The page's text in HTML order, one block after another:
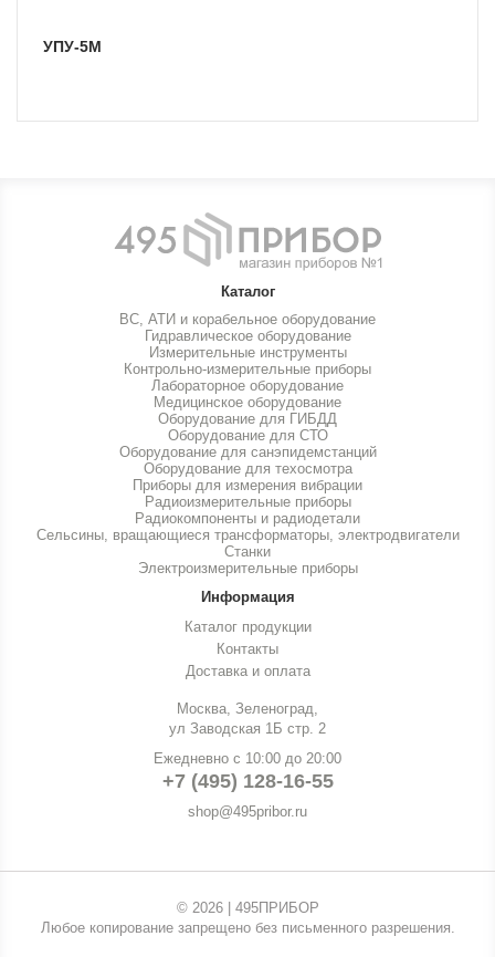
УПУ-5М
Каталог
ВС, АТИ и корабельное оборудование
Гидравлическое оборудование
Измерительные инструменты
Контрольно-измерительные приборы
Лабораторное оборудование
Медицинское оборудование
Оборудование для ГИБДД
Оборудование для СТО
Оборудование для санэпидемстанций
Оборудование для техосмотра
Приборы для измерения вибрации
Радиоизмерительные приборы
Радиокомпоненты и радиодетали
Сельсины, вращающиеся трансформаторы, электродвигатели
Станки
Электроизмерительные приборы
Информация
Каталог продукции
Контакты
Доставка и оплата
Москва, Зеленоград,
ул Заводская 1Б стр. 2
Ежедневно с 10:00 до 20:00
+7 (495) 128-16-55
shop@495pribor.ru
© 2026 | 495ПРИБОР
Любое копирование запрещено без письменного разрешения.